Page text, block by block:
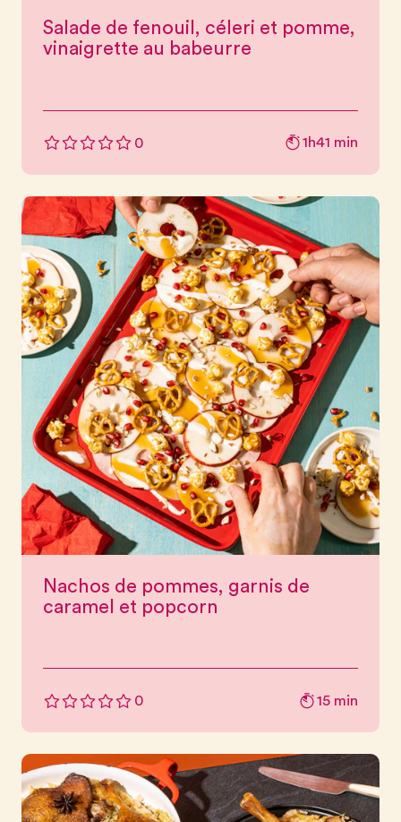
Salade de fenouil, céleri et pomme,
vinaigrette au babeurre
0 1h41 min
Nachos de pommes, garnis de
caramel et popcorn
0 15 min